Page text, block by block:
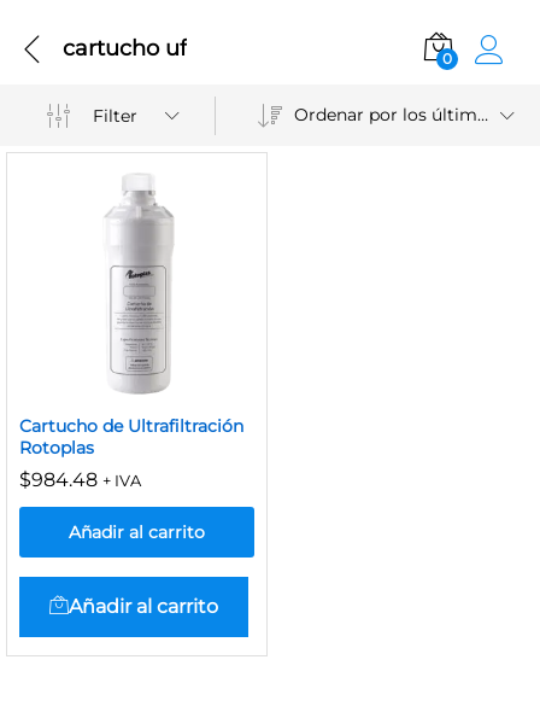
cartucho uf 0
Filter Ordenar por los últimos
Cartucho de Ultrafiltración
Rotoplas
$984.48 + IVA
Añadir al carrito
Añadir al carrito